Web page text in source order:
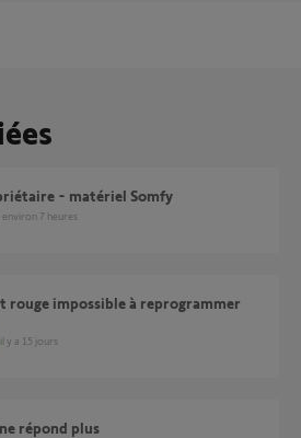
- matériel Somfy
environ 7 heures
il y a 15 jours
répond plus